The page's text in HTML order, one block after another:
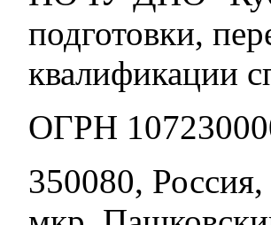
подготовки,
квалификации
ОГРН
350080,